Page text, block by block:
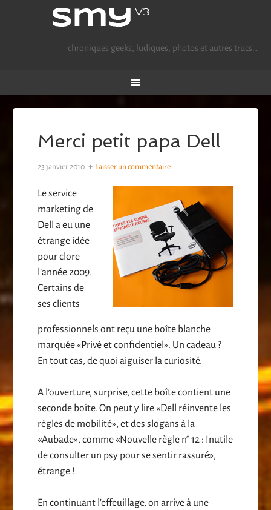
chroniques geeks, ludiques, photos et autres trucs…
Merci petit papa Dell
23 janvier 2010 Laisser un commentaire
Le service
marketing de
Dell a eu une
étrange idée
pour clore
l’année 2009.
Certains de
ses clients
professionnels ont reçu une boîte blanche
marquée «Privé et confidentiel». Un cadeau ?
En tout cas, de quoi aiguiser la curiosité.
A l’ouverture, surprise, cette boîte contient une
seconde boîte. On peut y lire «Dell réinvente les
règles de mobilité», et des slogans à la
«Aubade», comme «Nouvelle règle n° 12 : Inutile
de consulter un psy pour se sentir rassuré»,
étrange !
En continuant l’effeuillage, on arrive à une